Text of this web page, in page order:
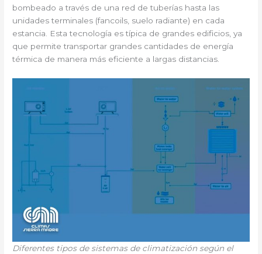
bombeado a través de una red de tuberías hasta las
unidades terminales (fancoils, suelo radiante) en cada
estancia. Esta tecnología es típica de grandes edificios, ya
que permite transportar grandes cantidades de energía
térmica de manera más eficiente a largas distancias.
Diferentes tipos de sistemas de climatización según el